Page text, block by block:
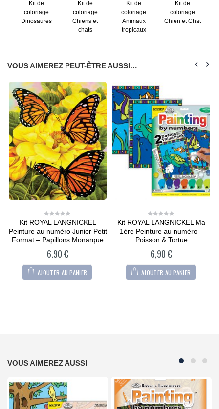
Kit de
coloriage
Dinosaures
Kit de
coloriage
Chiens et
chats
Kit de
coloriage
Animaux
tropicaux
Kit de
coloriage
Chien et Chat
VOUS AIMEREZ PEUT-ÊTRE AUSSI…
0
of
5
Kit ROYAL LANGNICKEL
Peinture au numéro Junior Petit
Format – Papillons Monarque
6,90€
AJOUTER AU PANIER
of
5
Kit ROYAL LANGNICKEL Ma
1ère Peinture au numéro –
Poisson & Tortue
6,90€
AJOUTER AU PANIER
VOUS AIMEREZ AUSSI